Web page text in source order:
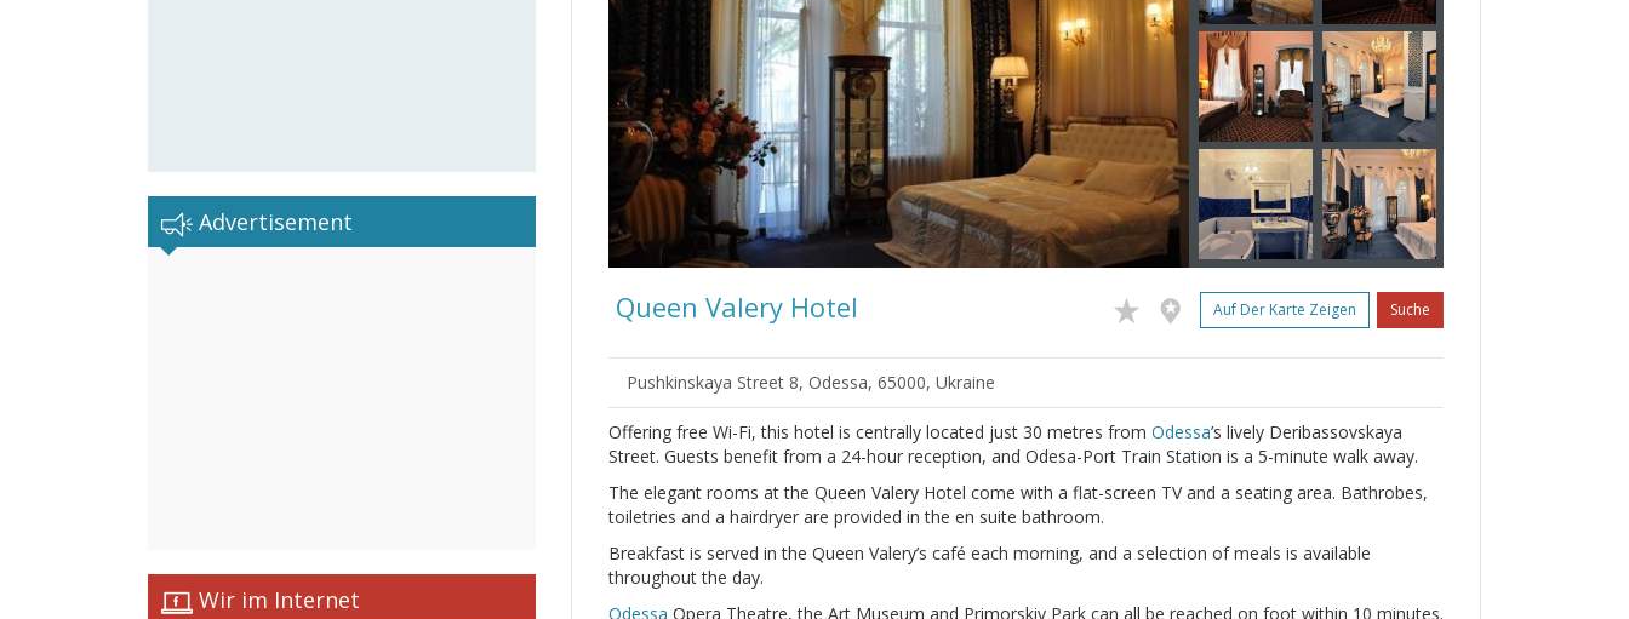
Advertisement
Wir im Internet
Queen Valery Hotel Auf Der Karte Zeigen Suche
Pushkinskaya Street 8, Odessa, 65000, Ukraine
Offering free Wi-Fi, this hotel is centrally located just 30 metres from Odessa’s lively Deribassovskaya
Street. Guests benefit from a 24-hour reception, and Odesa-Port Train Station is a 5-minute walk away.
The elegant rooms at the Queen Valery Hotel come with a flat-screen TV and a seating area. Bathrobes,
toiletries and a hairdryer are provided in the en suite bathroom.
Breakfast is served in the Queen Valery’s café each morning, and a selection of meals is available
throughout the day.
Odessa Opera Theatre, the Art Museum and Primorskiy Park can all be reached on foot within 10 minutes.